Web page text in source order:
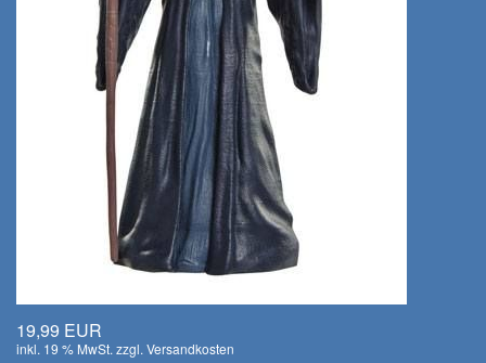
19,99 EUR
inkl. 19 % MwSt. zzgl. Versandkosten